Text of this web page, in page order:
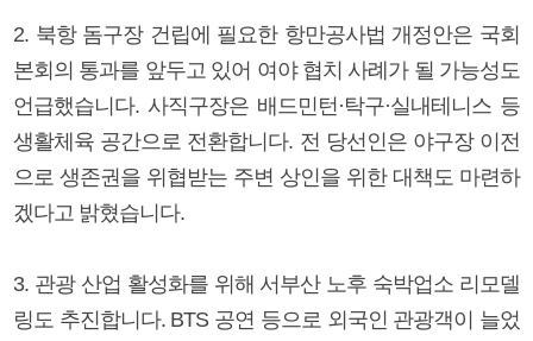
2. 북항 돔구장 건립에 필요한 항만공사법 개정안은 국회
본회의 통과를 앞두고 있어 여야 협치 사례가 될 가능성도
언급했습니다. 사직구장은 배드민턴·탁구·실내테니스 등
생활체육 공간으로 전환합니다. 전 당선인은 야구장 이전
으로 생존권을 위협받는 주변 상인을 위한 대책도 마련하
겠다고 밝혔습니다.
3. 관광 산업 활성화를 위해 서부산 노후 숙박업소 리모델
링도 추진합니다. BTS 공연 등으로 외국인 관광객이 늘었